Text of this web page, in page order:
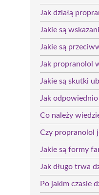
Jak działą
Jakie są
Jakie są
Jak propranolol
Jakie są skutki
Jak
Co należy
Czy propranolol
Jakie są formy
Jak długo trwa
Po jakim czasie